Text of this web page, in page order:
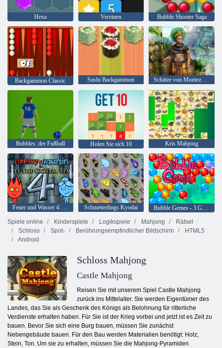
Hexa Vereinen Bubble Shooter Saga
Backgammon Classic Sushi Backgammon Schätze von Montezuma 2
Bubbles: der Fußball Holen Sie sich 10 Kris Mahjong
Feuer und Wasser 4: Kristalltempel Schmetterlings Kyodai
Bubble Gemes - 3 Gewinnt
Spiele online
Kinderspiele Logikspiele Mahjong
Rätsel
Schloss
Spot- Berührungsempfindlicher Bildschirm
HTML5
Android
Schloss Mahjong
Castle Mahjong
Reisen Sie mit unserem Spiel Castle Mahjong
zurück ins Mittelalter. Sie werden Eigentümer des
Landes, das Sie als Geschenk des Königs als Belohnung für ritterliche
Verdienste erhalten haben. Für Sie ist der Krieg vorbei und jetzt ist es Zeit zu
bauen. Bevor Sie sich eine Burg bauen, müssen Sie zunächst
Nebengebäude bauen. Für den Bau werden Materialien benötigt: Holz,
Stein, Ton. Um sie zu erhalten, müssen Sie die Mahjong-Pyramiden